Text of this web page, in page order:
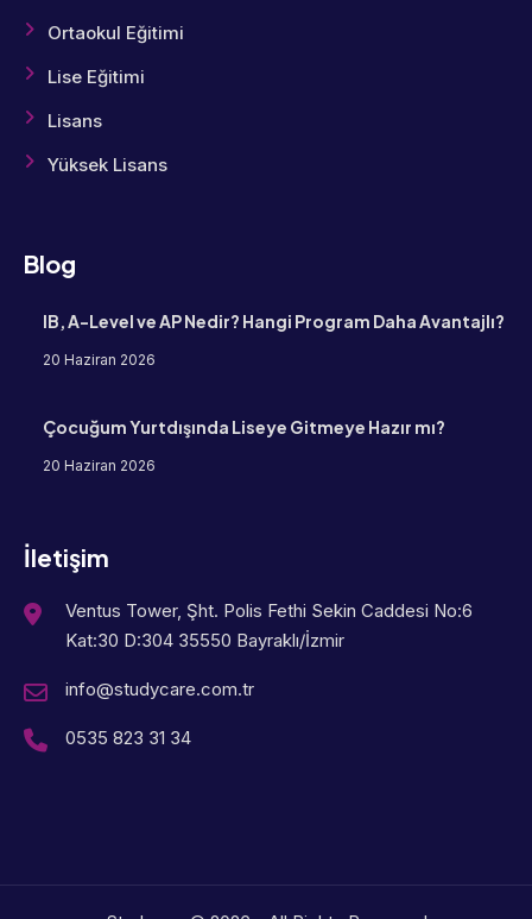
Ortaokul Eğitimi
Lise Eğitimi
Lisans
Yüksek Lisans
Blog
IB, A-Level ve AP Nedir? Hangi Program Daha Avantajlı?
20 Haziran 2026
Çocuğum Yurtdışında Liseye Gitmeye Hazır mı?
20 Haziran 2026
İletişim
Ventus Tower, Şht. Polis Fethi Sekin Caddesi No:6
Kat:30 D:304 35550 Bayraklı/İzmir
info@studycare.com.tr
0535 823 31 34